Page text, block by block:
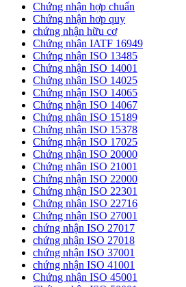
Chứng nhận hợp chuẩn
Chứng nhận hơp quy
chứng nhận hữu cơ
Chứng nhận IATF 16949
Chứng nhận ISO 13485
Chứng nhận ISO 14001
Chứng nhận ISO 14025
Chứng nhận ISO 14065
Chứng nhận ISO 14067
Chứng nhận ISO 15189
Chứng nhận ISO 15378
Chứng nhận ISO 17025
Chứng nhận ISO 20000
Chứng nhận ISO 21001
Chứng nhận ISO 22000
Chứng nhận ISO 22301
Chứng nhận ISO 22716
Chứng nhận ISO 27001
chứng nhận ISO 27017
chứng nhận ISO 27018
chứng nhận ISO 37001
chứng nhận ISO 41001
Chứng nhận ISO 45001